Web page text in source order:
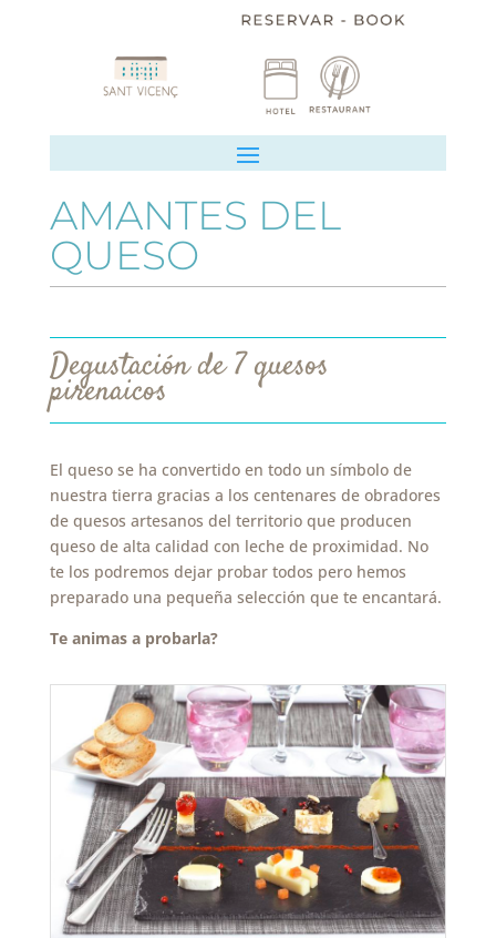
AMANTES DEL
QUESO
Degustación de 7 quesos
pirenaicos
El queso se ha convertido en todo un símbolo de
nuestra tierra gracias a los centenares de obradores
de quesos artesanos del territorio que producen
queso de alta calidad con leche de proximidad. No
te los podremos dejar probar todos pero hemos
preparado una pequeña selección que te encantará.
Te animas a probarla?